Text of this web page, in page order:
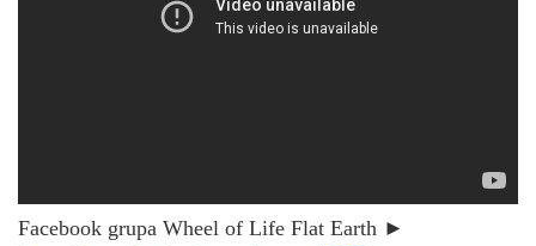
Facebook grupa Wheel of Life Flat Earth ►